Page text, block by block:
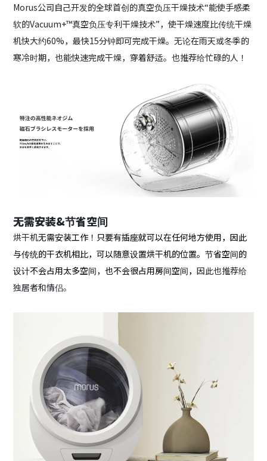
Morus公司自己开发的全球首创的真空负压干燥技术“能使手感柔
软的Vacuum+™真空负压专利干燥技术”，使干燥速度比传统干燥
机快大约60%，最快15分钟即可完成干燥。无论在雨天或冬季的
寒冷时期，也能快速完成干燥，穿着舒适。也推荐给忙碌的人！
无需安装&节省空间
烘干机无需安装工作！只要有插座就可以在任何地方使用，因此
与传统的干衣机相比，可以随意设置烘干机的位置。节省空间的
设计不会占用太多空间，也不会很占用房间空间，因此也推荐给
独居者和情侣。